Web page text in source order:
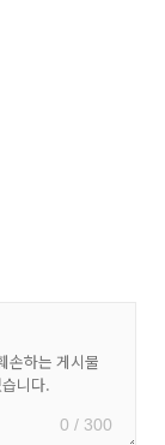
0 / 300